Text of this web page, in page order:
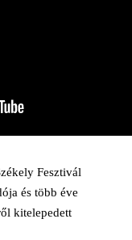
Fesztivál
és több éve
kitelepedett